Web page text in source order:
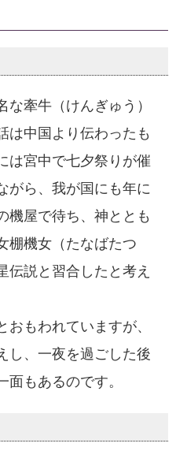
牽牛（けんぎゅう）
は中国より伝わったも
は宮中で七夕祭りが催
がら、我が国にも年に
機屋で待ち、神ととも
棚機女（たなばたつ
伝説と習合したと考え
おもわれていますが、
し、一夜を過ごした後
もあるのです。